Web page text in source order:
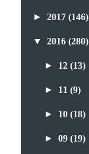
► 2017 (146)
▼ 2016 (280)
► 12(13)
► 11(9)
► 10(18)
►09(19)